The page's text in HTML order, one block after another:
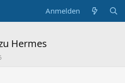
Anmelden
Hermes